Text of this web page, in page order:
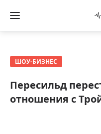
ШОУ-БИЗНЕС
Пересильд
отношения с